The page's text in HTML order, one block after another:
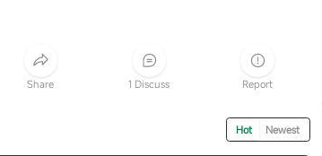
Share 1 Discuss Report
Hot Newest